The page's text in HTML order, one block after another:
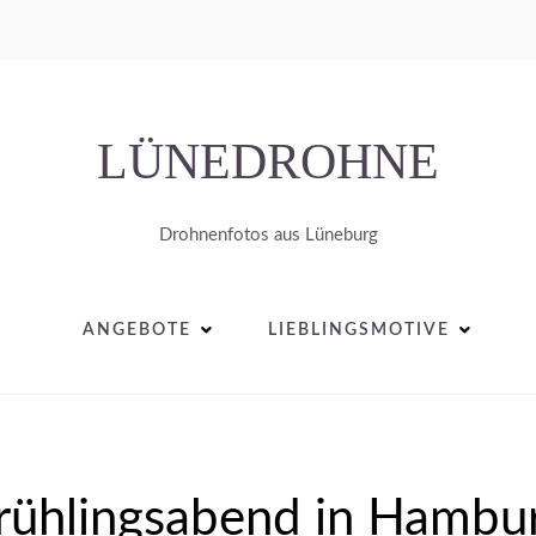
LÜNEDROHNE
Drohnenfotos aus Lüneburg
ANGEBOTE LIEBLINGSMOTIVE
in